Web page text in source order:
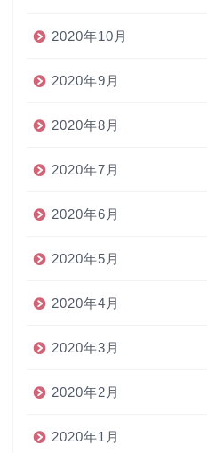
2020年10月
2020年9月
2020年8月
2020年7月
2020年6月
2020年5月
2020年4月
2020年3月
2020年2月
2020年1月